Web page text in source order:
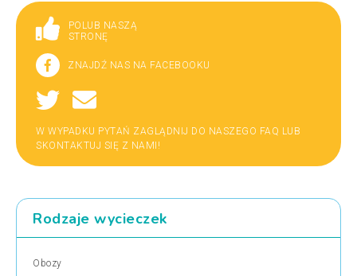
POLUB NASZĄ
STRONĘ
ZNAJDŹ NAS NA FACEBOOKU
W WYPADKU PYTAŃ ZAGLĄDNIJ DO NASZEGO FAQ LUB
SKONTAKTUJ SIĘ Z NAMI!
Rodzaje wycieczek
Obozy